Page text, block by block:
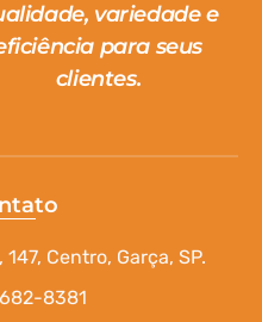
variedade e
para seus
clientes.
Centro, Garça, SP.
8381